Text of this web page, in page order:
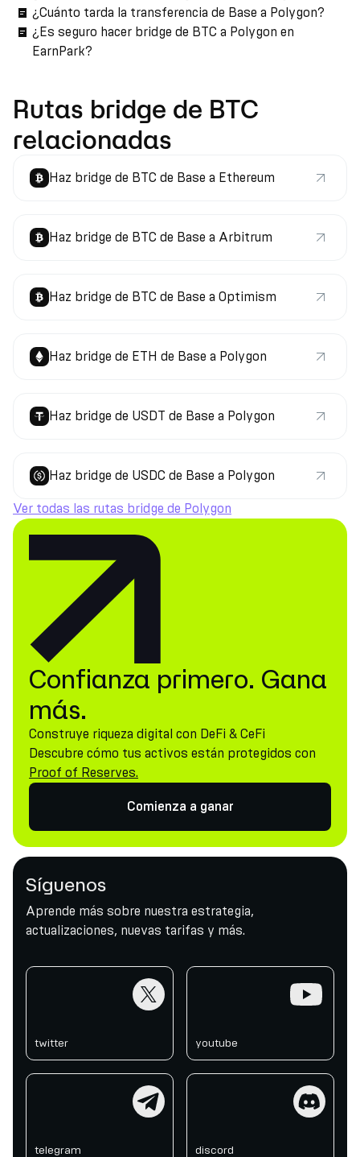
¿Cuánto tarda la transferencia de Base a Polygon?
¿Es seguro hacer bridge de BTC a Polygon en
EarnPark?
Rutas bridge de BTC
relacionadas
Haz bridge de BTC de Base a Ethereum
Haz bridge de BTC de Base a Arbitrum
Haz bridge de BTC de Base a Optimism
Haz bridge de ETH de Base a Polygon
Haz bridge de USDT de Base a Polygon
Haz bridge de USDC de Base a Polygon
Ver todas las rutas bridge de Polygon
Confianza primero. Gana
más.
Construye riqueza digital con DeFi & CeFi
Descubre cómo tus activos están protegidos con
Proof of Reserves.
Comienza a ganar
Síguenos
Aprende más sobre nuestra estrategia,
actualizaciones, nuevas tarifas y más.
twitter youtube
telegram discord